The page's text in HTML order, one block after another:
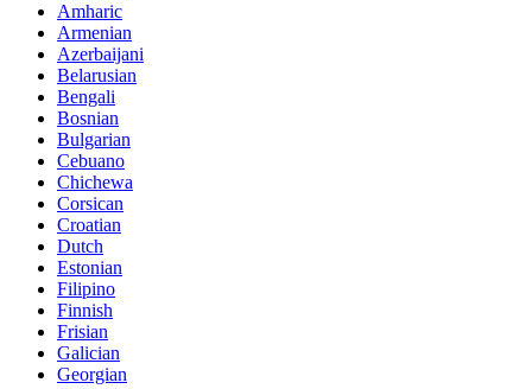
Amharic
Armenian
Azerbaijani
Belarusian
Bengali
Bosnian
Bulgarian
Cebuano
Chichewa
Corsican
Croatian
Dutch
Estonian
Filipino
Finnish
Frisian
Galician
Georgian